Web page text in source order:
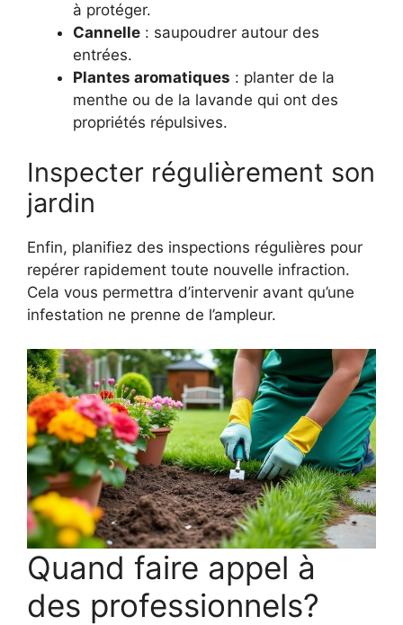
à protéger.
Cannelle : saupoudrer autour des
entrées.
Plantes aromatiques : planter de la
menthe ou de la lavande qui ont des
propriétés répulsives.
Inspecter régulièrement son
jardin
Enfin, planifiez des inspections régulières pour
repérer rapidement toute nouvelle infraction.
Cela vous permettra d’intervenir avant qu’une
infestation ne prenne de l’ampleur.
Quand faire appel à
des professionnels?